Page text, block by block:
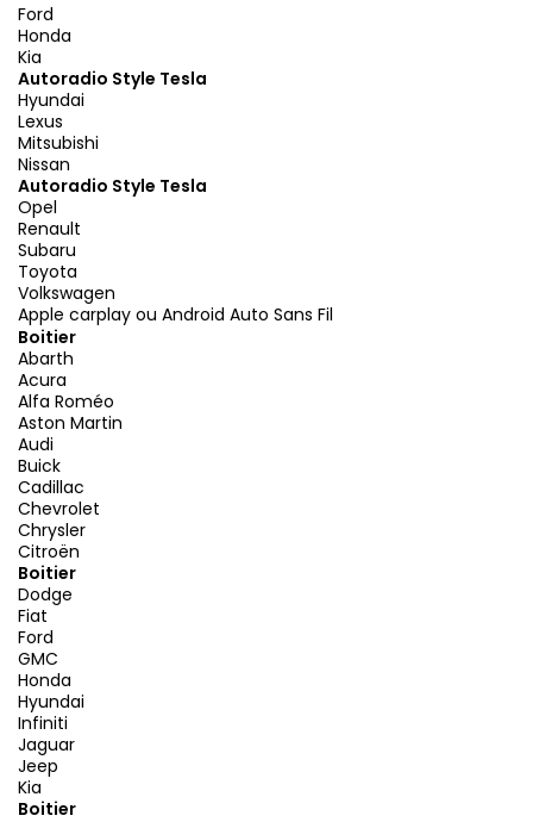
Ford
Honda
Kia
Autoradio Style Tesla
Hyundai
Lexus
Mitsubishi
Nissan
Autoradio Style Tesla
Opel
Renault
Subaru
Toyota
Volkswagen
Apple carplay ou Android Auto Sans Fil
Boitier
Abarth
Acura
Alfa Roméo
Aston Martin
Audi
Buick
Cadillac
Chevrolet
Chrysler
Citroën
Boitier
Dodge
Fiat
Ford
GMC
Honda
Hyundai
Infiniti
Jaguar
Jeep
Kia
Boitier